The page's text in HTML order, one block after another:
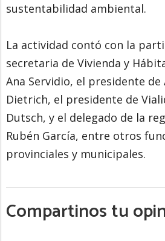
sustentabilidad ambiental.
La actividad contó con la
secretaria de Vivienda y
Ana Servidio, el presidente de
Dietrich, el presidente de
Dutsch, y el delegado de la
Rubén García, entre otros
provinciales y municipales.
Compartinos tu